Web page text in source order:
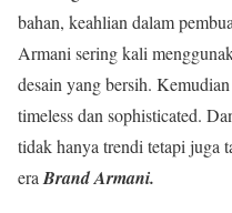
bahan, keahlian dalam
Armani sering kali
desain yang bersih.
timeless dan sophisticated.
tidak hanya trendi tetapi juga
eraBrand Armani.